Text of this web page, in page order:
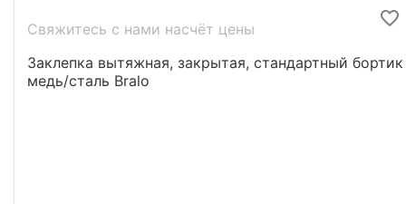
Свяжитесь с нами насчёт цены
Заклепка вытяжная, закрытая, стандартный бортик
медь/сталь Bralo